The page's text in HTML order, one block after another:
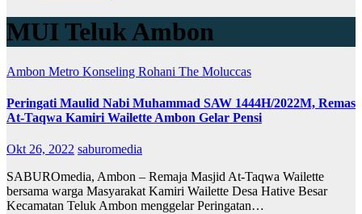
MUI Teluk Ambon
Ambon Metro Konseling Rohani The Moluccas
Peringati Maulid Nabi Muhammad SAW 1444H/2022M, Remas
At-Taqwa Kamiri Wailette Ambon Gelar Pensi
Okt 26, 2022 saburomedia
SABUROmedia, Ambon – Remaja Masjid At-Taqwa Wailette
bersama warga Masyarakat Kamiri Wailette Desa Hative Besar
Kecamatan Teluk Ambon menggelar Peringatan…